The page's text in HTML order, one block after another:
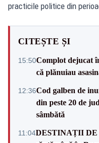
practicile politice din
CITEȘTE ȘI
15:50Complot dejucat
că plănuiau
12:36Cod galben de
din peste 20 de
sâmbătă
11:04DESTINAȚII DE